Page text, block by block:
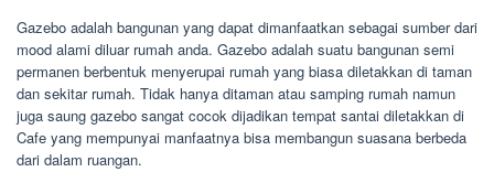
Gazebo adalah bangunan yang dapat dimanfaatkan sebagai sumber dari
mood alami diluar rumah anda. Gazebo adalah suatu bangunan semi
permanen berbentuk menyerupai rumah yang biasa diletakkan di taman
dan sekitar rumah. Tidak hanya ditaman atau samping rumah namun
juga saung gazebo sangat cocok dijadikan tempat santai diletakkan di
Cafe yang mempunyai manfaatnya bisa membangun suasana berbeda
dari dalam ruangan.